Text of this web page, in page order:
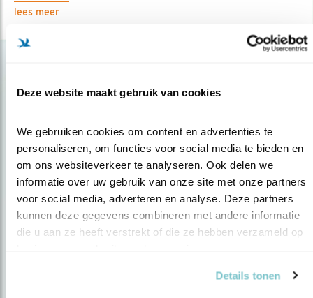
Deze website maakt gebruik van cookies
We gebruiken cookies om content en advertenties te
personaliseren, om functies voor social media te bieden en
om ons websiteverkeer te analyseren. Ook delen we
informatie over uw gebruik van onze site met onze partners
voor social media, adverteren en analyse. Deze partners
kunnen deze gegevens combineren met andere informatie
die u aan ze heeft verstrekt of die ze hebben verzameld op
Details tonen
lees meer
Op de hoogte blijven?
Meld je aan en ontvang nieuws, inspiratie, acties en tips
over vogels en activiteiten van Vogelbescherming.